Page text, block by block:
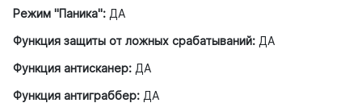
Режим "Паника": ДА
Функция защиты от ложных срабатываний: ДА
Функция антисканер: ДА
Функция антиграббер: ДА